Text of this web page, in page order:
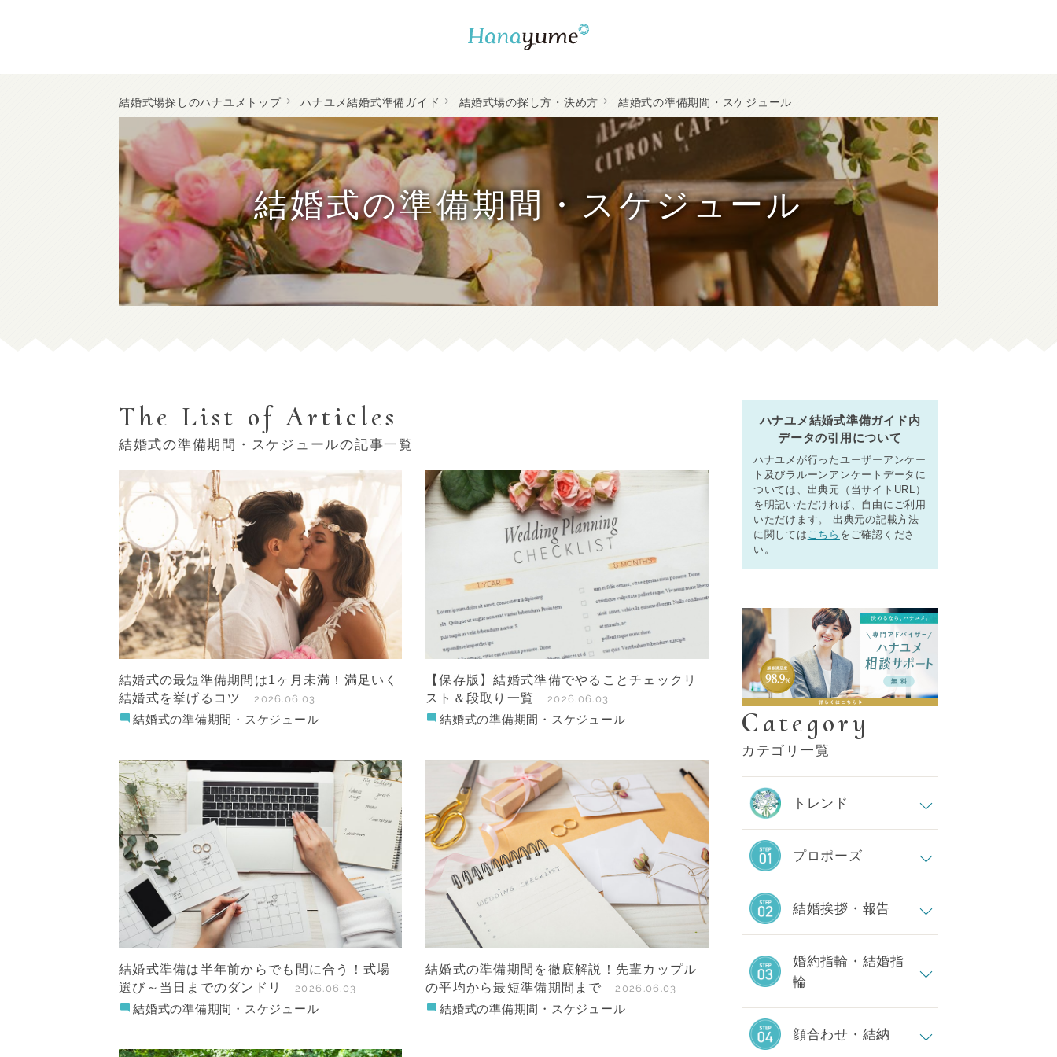
結婚式場探しのハナユメトップ ハナユメ結婚式準備ガイド 結婚式場の探し方・決め方 結婚式の準備期間・スケジュール
結婚式の準備期間・スケジュール
The List of Articles
結婚式の準備期間・スケジュールの記事一覧
結婚式の最短準備期間は1ヶ月未満！満足いく
結婚式を挙げるコツ
2026.06.03
結婚式の準備期間・スケジュール
【保存版】結婚式準備でやることチェックリ
スト＆段取り一覧
2026.06.03
結婚式の準備期間・スケジュール
結婚式準備は半年前からでも間に合う！式場
選び～当日までのダンドリ
2026.06.03
結婚式の準備期間・スケジュール
結婚式の準備期間を徹底解説！先輩カップル
の平均から最短準備期間まで
2026.06.03
結婚式の準備期間・スケジュール
ハナユメ結婚式準備ガイド内
データの引用について
ハナユメが行ったユーザーアンケー
ト及びラルーンアンケートデータに
ついては、出典元（当サイトURL）
を明記いただければ、自由にご利用
いただけます。 出典元の記載方法
に関しては こちら をご確認くださ
い。
Category
カテゴリ一覧
トレンド
プロポーズ
結婚挨拶・報告
婚約指輪・結婚指
輪
顔合わせ・結納